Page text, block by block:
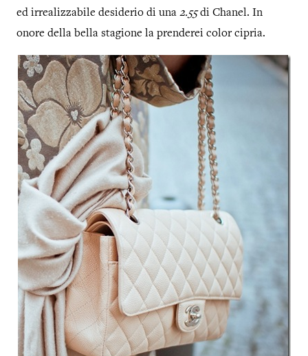
ed irrealizzabile desiderio di una 2.55di Chanel. In
onore della bella stagione la prenderei color cipria.